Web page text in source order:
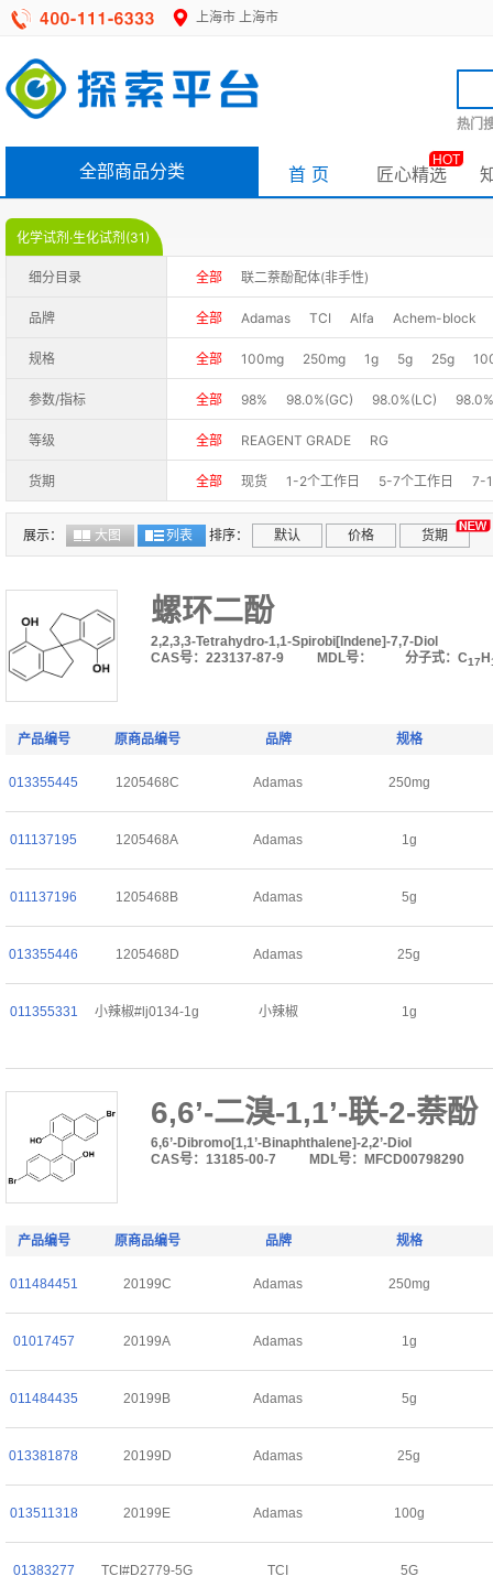
上海市 上海市
热门
全部商品分类 首 页 匠心精选
HOT
化学试剂·生化试剂(31)
细分目录 全部 联二萘酚配体(非手性)
品牌 全部 Adamas TCI Alfa Achem-block
规格 全部 100mg 250mg 1g 5g 25g
参数/指标 全部 98% 98.0%(GC) 98.0%(LC)
等级 全部 REAGENT GRADE RG
货期 全部 现货 1-2个工作日 5-7个工作日 7-
展示： 大图 列表 排序： 默认 价格 货期
螺环二酚
2,2,3,3-Tetrahydro-1,1-Spirobi[Indene]-7,7-Diol
CAS号：223137-87-9
MDL号： 分子式：C17 H
产品编号 原商品编号 品牌 规格
013355445 1205468C Adamas 250mg
011137195 1205468A Adamas 1g
011137196 1205468B Adamas 5g
013355446 1205468D Adamas 25g
011355331 小辣椒#lj0134-1g 小辣椒 1g
6,6’-二溴-1,1’-联-2-萘酚
6,6’-Dibromo[1,1’-Binaphthalene]-2,2’-Diol
CAS号：13185-00-7
MDL号：MFCD00798290
产品编号 原商品编号 品牌 规格
011484451 20199C Adamas 250mg
01017457 20199A Adamas 1g
011484435 20199B Adamas 5g
013381878 20199D Adamas 25g
013511318 20199E Adamas 100g
01383277 TCI#D2779-5G TCI 5G